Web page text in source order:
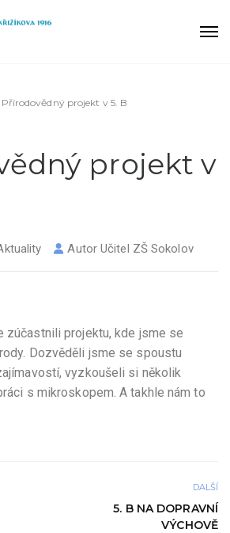
Přírodovědný projekt v 5. B
projekt v
AutorUčitel ZŠ Sokolov
zúčastnili projektu, kde jsme se
Dozvěděli jsme se spoustu
vyzkoušeli si několik
s mikroskopem. A takhle nám to
DALŠÍ
5. B NA DOPRAVNÍ
VÝCHOVĚ